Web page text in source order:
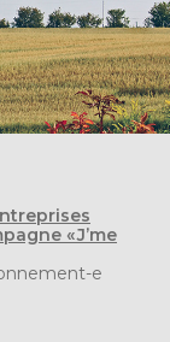
« J’me
e